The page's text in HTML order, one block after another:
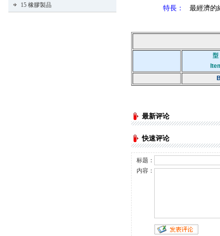
15 橡膠製品
特長：
最經濟的
最新评论
快速评论
标题：
内容：